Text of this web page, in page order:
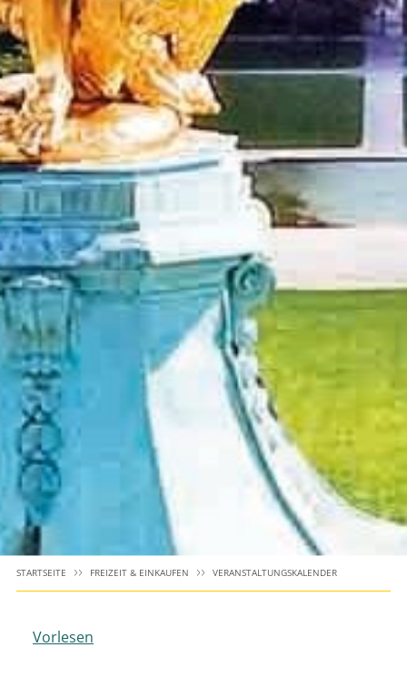
STARTSEITE FREIZEIT & EINKAUFEN VERANSTALTUNGSKALENDER
Vorlesen